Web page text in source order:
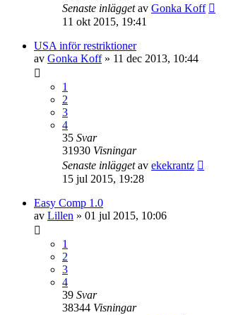
Senaste inläggetav Gonka Koff
11 okt 2015, 19:41
USA inför restriktioner
av Gonka Koff» 11 dec 2013, 10:44
1
2
3
4
35 Svar
31930 Visningar
Senaste inläggetav ekekrantz
15 jul 2015, 19:28
Easy Comp 1.0
av Lillen » 01 jul 2015, 10:06
1
2
3
4
39 Svar
38344 Visningar